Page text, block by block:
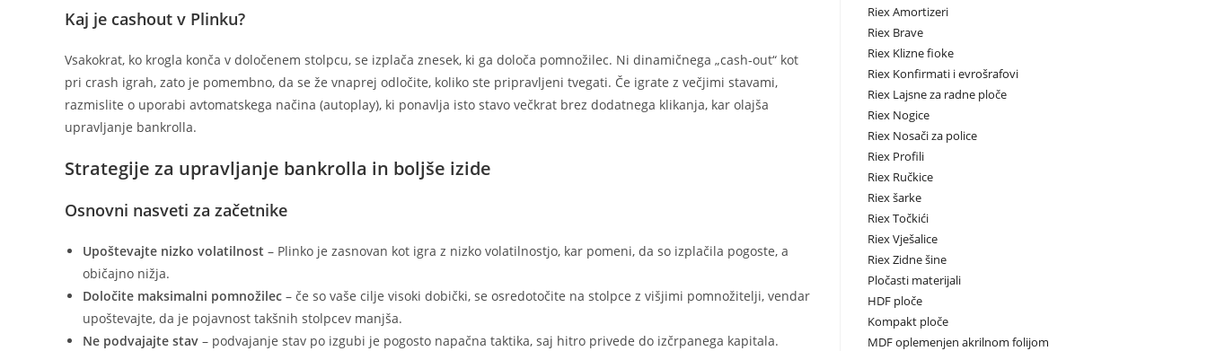
Kaj je cashout v Plinku?
Vsakokrat, ko krogla konča v določenem stolpcu, se izplača znesek, ki ga določa pomnožilec. Ni dinamičnega „cash‑out“ kot
pri crash igrah, zato je pomembno, da se že vnaprej odločite, koliko ste pripravljeni tvegati. Če igrate z večjimi stavami,
razmislite o uporabi avtomatskega načina (autoplay), ki ponavlja isto stavo večkrat brez dodatnega klikanja, kar olajša
upravljanje bankrolla.
Strategije za upravljanje bankrolla in boljše izide
Osnovni nasveti za začetnike
Upoštevajte nizko volatilnost – Plinko je zasnovan kot igra z nizko volatilnostjo, kar pomeni, da so izplačila pogoste, a
običajno nižja.
Določite maksimalni pomnožilec – če so vaše cilje visoki dobički, se osredotočite na stolpce z višjimi pomnožitelji, vendar
upoštevajte, da je pojavnost takšnih stolpcev manjša.
Ne podvajajte stav – podvajanje stav po izgubi je pogosto napačna taktika, saj hitro privede do izčrpanega kapitala.
Riex Amortizeri
Riex Brave
Riex Klizne fioke
Riex Konfirmati i evrošrafovi
Riex Lajsne za radne ploče
Riex Nogice
Riex Nosači za police
Riex Profili
Riex Ručkice
Riex šarke
Riex Točkići
Riex Vješalice
Riex Zidne šine
Pločasti materijali
HDF ploče
Kompakt ploče
MDF oplemenjen akrilnom folijom